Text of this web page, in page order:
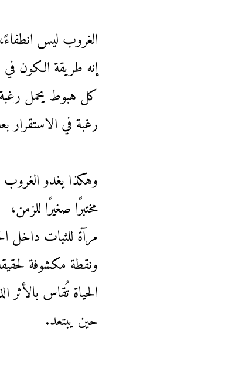
الغروب ليس انطفاءً،
إنه طريقة الكون في
كل هبوط يحمل
رغبة في الاستقرار
وهكذا يغدو الغروب
مختبرًا صغيرًا للزمن،
مرآة للثبات داخل
ونقطة مكشوفة
الحياة تُقاس بالأثر
حين يبتعد.